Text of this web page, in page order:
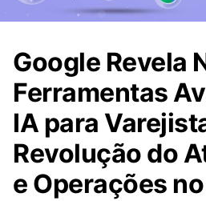
Google Revela
Ferramentas
IA para
Revolução do
e Operações